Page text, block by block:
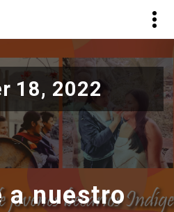
18, 2022
a nuestro